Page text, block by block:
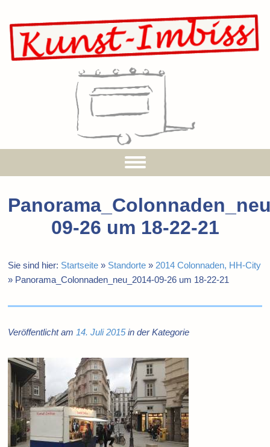
09-26 um 18-22-21
Sie sind hier: Startseite » Standorte » 2014 Colonnaden, HH-City
» Panorama_Colonnaden_neu_2014-09-26 um 18-22-21
Veröffentlicht am 14. Juli 2015in der Kategorie